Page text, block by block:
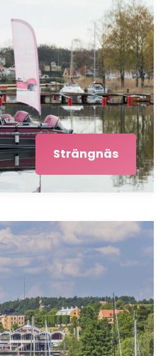
Strängnäs